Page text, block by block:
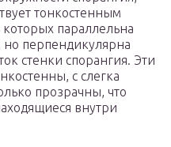
тонкостенным
параллельна
но перпендикулярна
стенки спорангия. Эти
с слегка
прозрачны, что
внутри